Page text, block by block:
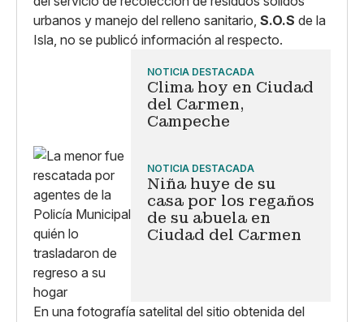
urbanos y manejo del relleno sanitario, S.O.S de la
Isla, no se publicó información al respecto.
NOTICIA DESTACADA
Clima hoy en Ciudad
del Carmen,
Campeche
NOTICIA DESTACADA
Niña huye de su
casa por los regaños
de su abuela en
Ciudad del Carmen
En una fotografía satelital del sitio obtenida del